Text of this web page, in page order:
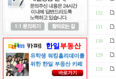
132
131
130
129
128